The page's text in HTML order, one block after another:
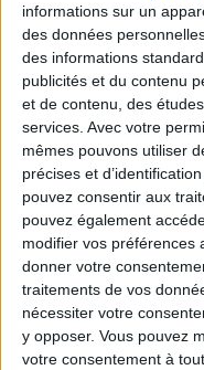
informations sur un
des données
des informations
publicités et du contenu
et de contenu, des
services. Avec votre
mêmes pouvons utiliser
précises et
pouvez consentir aux
pouvez également
modifier vos préférences
donner votre
traitements de vos
nécessiter votre
y opposer. Vous pouvez
votre consentement à
ÉLYSÉE -